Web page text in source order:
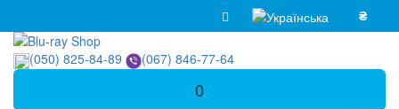
₴
(050) 825-84-89 (067) 846-77-64
0